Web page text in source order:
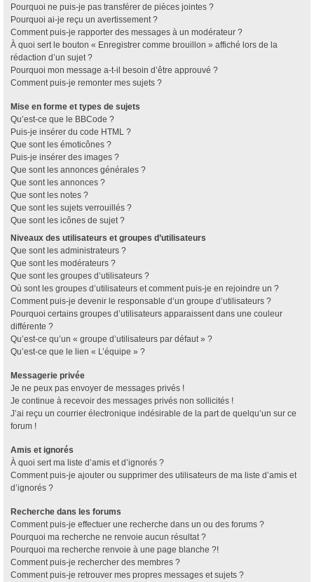
Pourquoi ne puis-je pas transférer de pièces jointes ?
Pourquoi ai-je reçu un avertissement ?
Comment puis-je rapporter des messages à un modérateur ?
À quoi sert le bouton « Enregistrer comme brouillon » affiché lors de la
rédaction d’un sujet ?
Pourquoi mon message a-t-il besoin d’être approuvé ?
Comment puis-je remonter mes sujets ?
Mise en forme et types de sujets
Qu’est-ce que le BBCode ?
Puis-je insérer du code HTML ?
Que sont les émoticônes ?
Puis-je insérer des images ?
Que sont les annonces générales ?
Que sont les annonces ?
Que sont les notes ?
Que sont les sujets verrouillés ?
Que sont les icônes de sujet ?
Niveaux des utilisateurs et groupes d’utilisateurs
Que sont les administrateurs ?
Que sont les modérateurs ?
Que sont les groupes d’utilisateurs ?
Où sont les groupes d’utilisateurs et comment puis-je en rejoindre un ?
Comment puis-je devenir le responsable d’un groupe d’utilisateurs ?
Pourquoi certains groupes d’utilisateurs apparaissent dans une couleur
différente ?
Qu’est-ce qu’un « groupe d’utilisateurs par défaut » ?
Qu’est-ce que le lien « L’équipe » ?
Messagerie privée
Je ne peux pas envoyer de messages privés !
Je continue à recevoir des messages privés non sollicités !
J’ai reçu un courrier électronique indésirable de la part de quelqu’un sur ce
forum !
Amis et ignorés
À quoi sert ma liste d’amis et d’ignorés ?
Comment puis-je ajouter ou supprimer des utilisateurs de ma liste d’amis et
d’ignorés ?
Recherche dans les forums
Comment puis-je effectuer une recherche dans un ou des forums ?
Pourquoi ma recherche ne renvoie aucun résultat ?
Pourquoi ma recherche renvoie à une page blanche ?!
Comment puis-je rechercher des membres ?
Comment puis-je retrouver mes propres messages et sujets ?